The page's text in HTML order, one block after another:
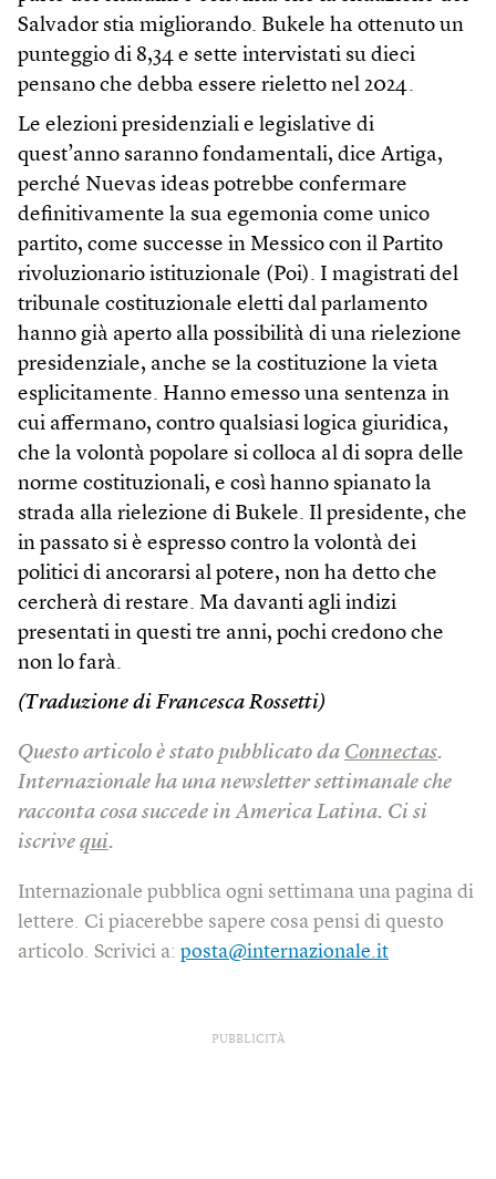
Salvador stia migliorando. Bukele ha ottenuto un
punteggio di 8,34 e sette intervistati su dieci
pensano che debba essere rieletto nel 2024.
Le elezioni presidenziali e legislative di
quest’anno saranno fondamentali, dice Artiga,
perché Nuevas ideas potrebbe confermare
definitivamente la sua egemonia come unico
partito, come successe in Messico con il Partito
rivoluzionario istituzionale (Poi). I magistrati del
tribunale costituzionale eletti dal parlamento
hanno già aperto alla possibilità di una rielezione
presidenziale, anche se la costituzione la vieta
esplicitamente. Hanno emesso una sentenza in
cui affermano, contro qualsiasi logica giuridica,
che la volontà popolare si colloca al di sopra delle
norme costituzionali, e così hanno spianato la
strada alla rielezione di Bukele. Il presidente, che
in passato si è espresso contro la volontà dei
politici di ancorarsi al potere, non ha detto che
cercherà di restare. Ma davanti agli indizi
presentati in questi tre anni, pochi credono che
non lo farà.
(Traduzione di Francesca Rossetti)
Questo articolo è stato pubblicato da Connectas.
Internazionale ha una newsletter settimanale che
racconta cosa succede in America Latina. Ci si
iscrive qui.
Internazionale pubblica ogni settimana una pagina di
lettere. Ci piacerebbe sapere cosa pensi di questo
articolo. Scrivici a: posta@internazionale.it
PUBBLICITÀ